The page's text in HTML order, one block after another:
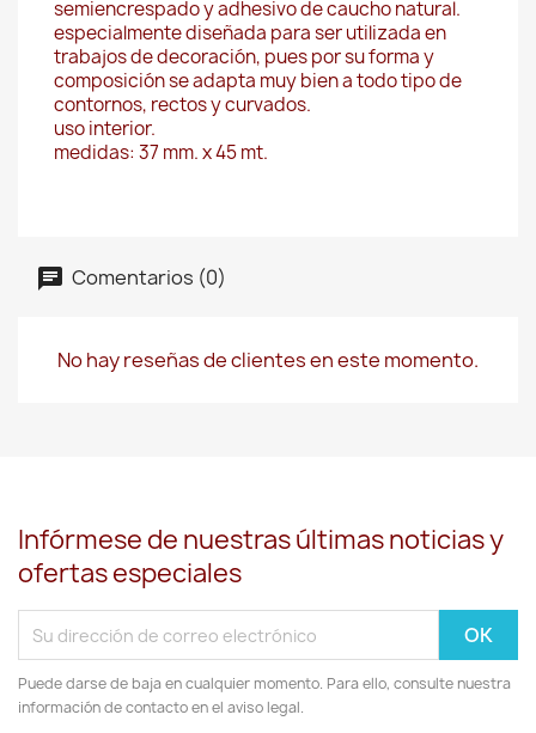
semiencrespado y adhesivo de caucho natural.
especialmente diseñada para ser utilizada en
trabajos de decoración, pues por su forma y
composición se adapta muy bien a todo tipo de
contornos, rectos y curvados.
uso interior.
medidas: 37 mm. x 45 mt.
Comentarios (0)
No hay reseñas de clientes en este momento.
Infórmese de nuestras últimas noticias y
ofertas especiales
Puede darse de baja en cualquier momento. Para ello, consulte nuestra
información de contacto en el aviso legal.